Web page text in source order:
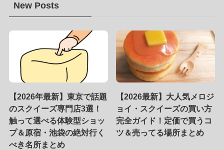
New Posts
【2026年最新】東京で話題
のスクイーズ専門店3選！
触って選べる体験型ショッ
プ＆原宿・池袋の絶対行く
べき名所まとめ
【2026最新】大人気メロジ
ョイ・スクイーズの買い方
完全ガイド！定価で買うコ
ツ＆売ってる場所まとめ